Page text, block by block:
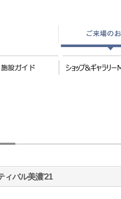
ィバル美濃’21